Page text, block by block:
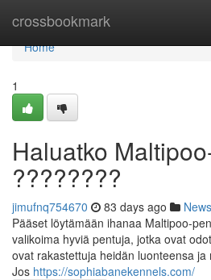
crossbookmark
Home
Home
1
Haluatko
????????
jimufnq754670 83 days ago News
Pääset löytämään ihanaa Maltipoo-
valikoima hyviä pentuja, jotka ovat
ovat rakastettuja heidän luonteensa
Jos https://sophiabanekennels.com/